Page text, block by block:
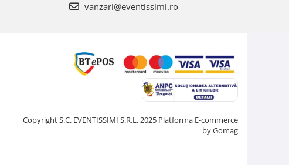
vanzari@eventissimi.ro
Copyright S.C. EVENTISSIMI S.R.L. 2025 Platforma E-commerce
by Gomag